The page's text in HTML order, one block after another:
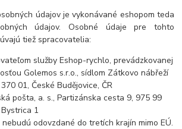
údajov je vykonávané eshopom teda
údajov. Osobné údaje pre tohto
tiež spracovatelia:
služby Eshop-rychlo, prevádzkovanej
Golemos s.r.o., sídlom Zátkovo nábřeží
01, České Budějovice, ČR
pošta, a. s., Partizánska cesta 9, 975 99
1
odovzdané do tretích krajín mimo EÚ.